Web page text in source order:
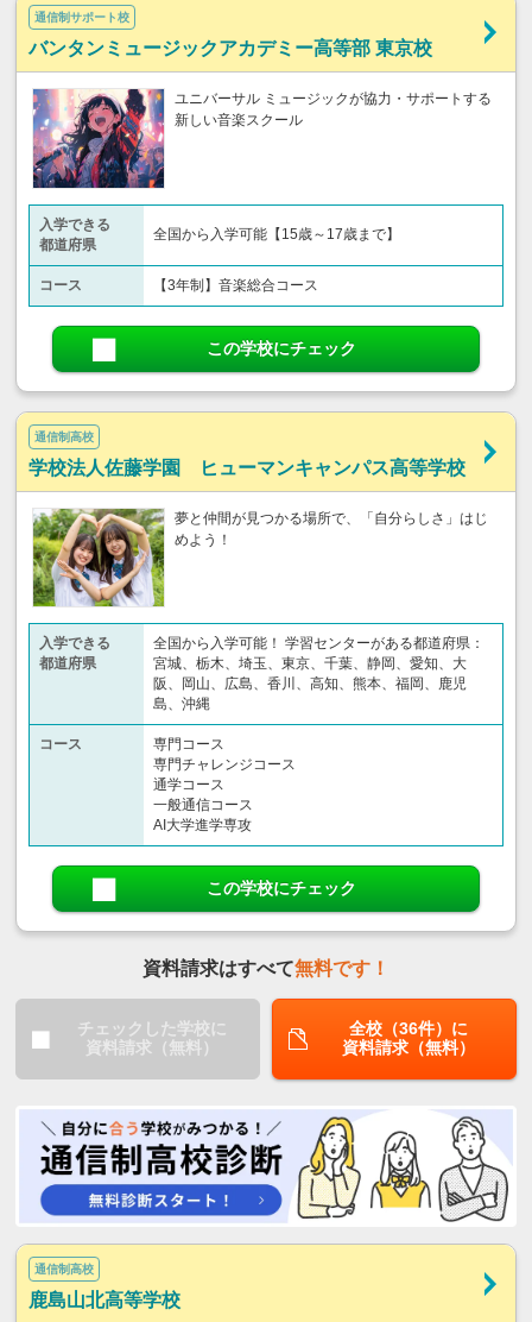
通信制サポート校
バンタンミュージックアカデミー高等部 東京校
ユニバーサル ミュージックが協力・サポートする
新しい音楽スクール
入学できる
都道府県
全国から入学可能【15歳～17歳まで】
コース 【3年制】音楽総合コース
この学校にチェック
通信制高校
学校法人佐藤学園 ヒューマンキャンパス高等学校
夢と仲間が見つかる場所で、「自分らしさ」はじ
めよう！
入学できる
都道府県
全国から入学可能！ 学習センターがある都道府県：
宮城、栃木、埼玉、東京、千葉、静岡、愛知、大
阪、岡山、広島、香川、高知、熊本、福岡、鹿児
島、沖縄
コース
専門コース
専門チャレンジコース
通学コース
一般通信コース
AI大学進学専攻
この学校にチェック
資料請求はすべて無料です！
チェックした学校に
資料請求（無料）
全校（36件）に
資料請求（無料）
通信制高校
鹿島山北高等学校